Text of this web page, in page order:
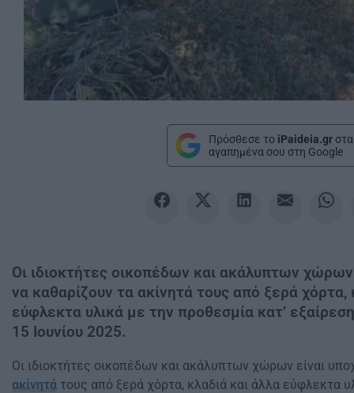
Πρόσθεσε το iPaideia.gr στα
αγαπημένα σου στη Google
Oι ιδιοκτήτες οικοπέδων και ακάλυπτων
να καθαρίζουν τα ακίνητά τους από ξερά χόρτα,
εύφλεκτα υλικά με την προθεσμία κατ’
15 Ιουνίου 2025.
Oι ιδιοκτήτες οικοπέδων και ακάλυπτων χώρων είναι
ακίνητά τους από ξερά χόρτα, κλαδιά και άλλα εύφλεκτα